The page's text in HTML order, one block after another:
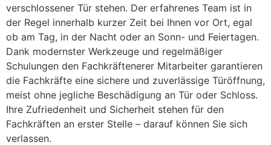
verschlossener Tür stehen. Der erfahrenes Team ist in
der Regel innerhalb kurzer Zeit bei Ihnen vor Ort, egal
ob am Tag, in der Nacht oder an Sonn- und Feiertagen.
Dank modernster Werkzeuge und regelmäßiger
Schulungen den Fachkräftenerer Mitarbeiter garantieren
die Fachkräfte eine sichere und zuverlässige Türöffnung,
meist ohne jegliche Beschädigung an Tür oder Schloss.
Ihre Zufriedenheit und Sicherheit stehen für den
Fachkräften an erster Stelle – darauf können Sie sich
verlassen.